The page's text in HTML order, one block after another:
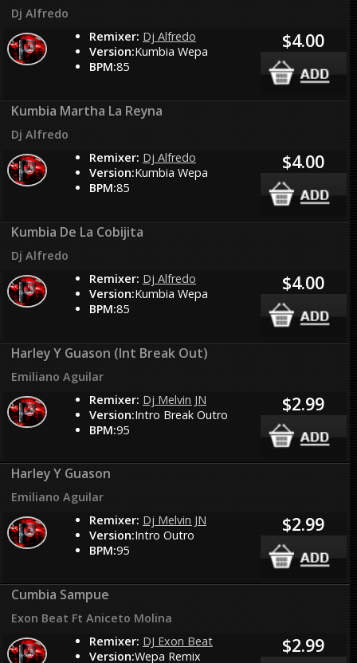
Dj Alfredo
Remixer: Dj Alfredo
Version:Kumbia Wepa
BPM:85
$4.00
Kumbia Martha La Reyna
Dj Alfredo
Remixer: Dj Alfredo
Version:Kumbia Wepa
BPM:85
$4.00
Kumbia De La Cobijita
Dj Alfredo
Remixer: Dj Alfredo
Version:Kumbia Wepa
BPM:85
$4.00
Harley Y Guason (Int Break Out)
Emiliano Aguilar
Remixer: Dj Melvin JN
Version:Intro Break Outro
BPM:95
$2.99
Harley Y Guason
Emiliano Aguilar
Remixer: Dj Melvin JN
Version:Intro Outro
BPM:95
$2.99
Cumbia Sampue
Exon Beat Ft Aniceto Molina
Remixer: DJ Exon Beat
Version:Wepa Remix $2.99